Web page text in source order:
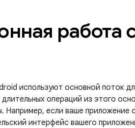
работа
используют основной поток
операций из этого
Например, если ваше приложение
интерфейс вашего